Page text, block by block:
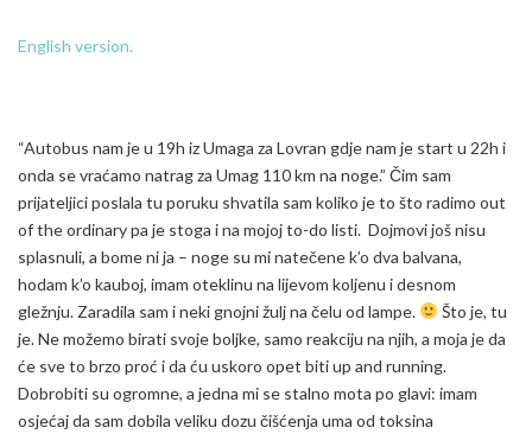
English version.
“Autobus nam je u 19h iz Umaga za Lovran gdje nam je start u 22h i
onda se vraćamo natrag za Umag 110 km na noge.” Čim sam
prijateljici poslala tu poruku shvatila sam koliko je to što radimo out
of the ordinary pa je stoga i na mojoj to-do listi. Dojmovi još nisu
splasnuli, a bome ni ja – noge su mi natečene k’o dva balvana,
hodam k’o kauboj, imam oteklinu na lijevom koljenu i desnom
gležnju. Zaradila sam i neki gnojni žulj na čelu od lampe.
Što je, tu
je. Ne možemo birati svoje boljke, samo reakciju na njih, a moja je da
će sve to brzo proć i da ću uskoro opet biti up and running.
Dobrobiti su ogromne, a jedna mi se stalno mota po glavi: imam
osjećaj da sam dobila veliku dozu čišćenja uma od toksina